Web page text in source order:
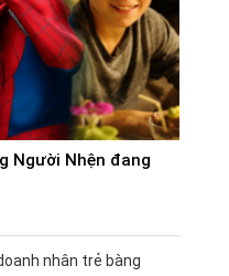
Người Nhện đang
nhân trẻ bàng